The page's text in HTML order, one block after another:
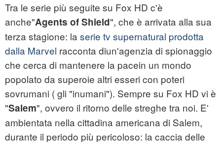
Tra le serie più seguite su Fox HD c'è
anche"Agents of Shield", che è arrivata alla sua
terza stagione: la serie tv supernatural prodotta
dalla Marvel racconta diun'agenzia di spionaggio
che cerca di mantenere la pacein un mondo
popolato da superoie altri esseri con poteri
sovrumani ( gli "inumani"). Sempre su Fox HD vi è
"Salem", ovvero il ritorno delle streghe tra noi. E'
ambientata nella cittadina americana di Salem,
durante il periodo più pericoloso: la caccia delle